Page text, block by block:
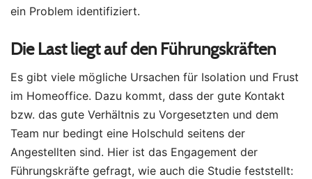
ein Problem identifiziert.
Die Last liegt auf den Führungskräften
Es gibt viele mögliche Ursachen für Isolation und Frust
im Homeoffice. Dazu kommt, dass der gute Kontakt
bzw. das gute Verhältnis zu Vorgesetzten und dem
Team nur bedingt eine Holschuld seitens der
Angestellten sind. Hier ist das Engagement der
Führungskräfte gefragt, wie auch die Studie feststellt: